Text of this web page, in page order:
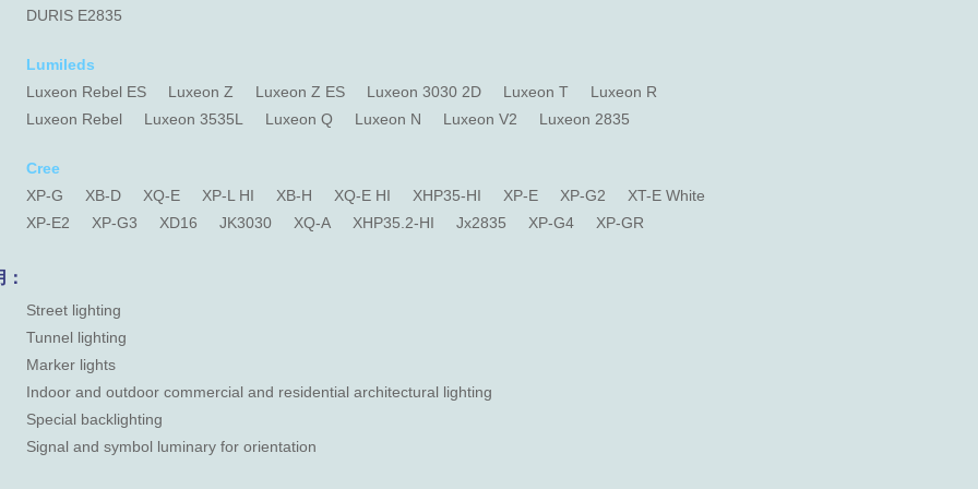
DURIS E2835
Lumileds
Luxeon Rebel ES
Luxeon Z Luxeon Z ES Luxeon 3030 2D Luxeon T
Luxeon R
Luxeon Rebel
Luxeon 3535L Luxeon Q Luxeon N Luxeon V2 Luxeon 2835
Cree
XP-G
XB-D XQ-E XP-L HI XB-H XQ-E HI XHP35-HI XP-E XP-G2
XT-E White
XP-E2
XP-G3 XD16 JK3030 XQ-A XHP35.2-HI Jx2835 XP-G4 XP-GR
Street lighting
Tunnel lighting
Marker lights
Indoor and outdoor commercial and residential architectural lighting
Special backlighting
Signal and symbol luminary for orientation